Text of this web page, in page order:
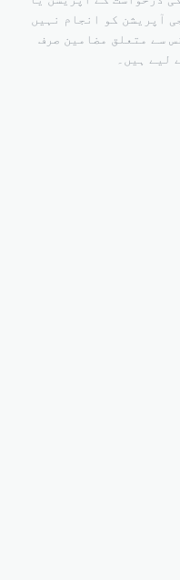
آپریشن کو انجام نہیں
سے متعلق مضامین صرف
لیے ہیں۔